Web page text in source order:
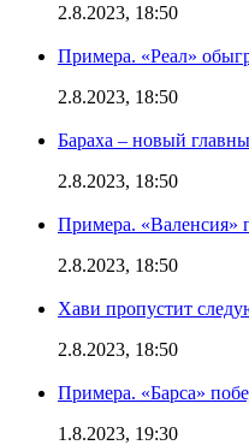
2.8.2023, 18:50
Примера. «Реал»
2.8.2023, 18:50
Бараха – новый
2.8.2023, 18:50
Примера. «Валенсия»
2.8.2023, 18:50
Хави пропустит
2.8.2023, 18:50
Примера. «Барса»
1.8.2023, 19:30